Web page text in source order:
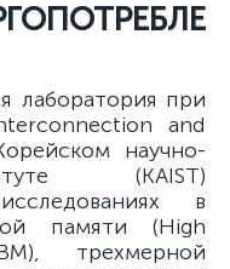
лаборатория при
and
научно-
(KAIST)
в
памяти (High
трехмерной